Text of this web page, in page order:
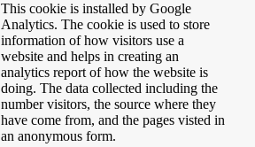
This cookie is installed by Google
Analytics. The cookie is used to store
information of how visitors use a
website and helps in creating an
analytics report of how the website is
doing. The data collected including the
number visitors, the source where they
have come from, and the pages visted in
an anonymous form.